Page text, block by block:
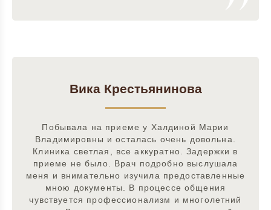
Вика Крестьянинова
Побывала на приеме у Халдиной Марии
Владимировны и осталась очень довольна.
Клиника светлая, все аккуратно. Задержки в
приеме не было. Врач подробно выслушала
меня и внимательно изучила предоставленные
мною документы. В процессе общения
чувствуется профессионализм и многолетний